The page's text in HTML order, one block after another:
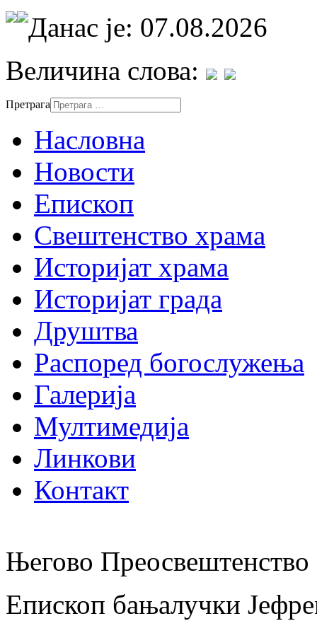
Данас је: 07.08.2026
Величина слова:
Претрага
Насловна
Новости
Епископ
Свештенство храма
Историјат храма
Историјат града
Друштва
Распоред богослужења
Галерија
Мултимедија
Линкови
Контакт
Његово
Епископ бањалучки